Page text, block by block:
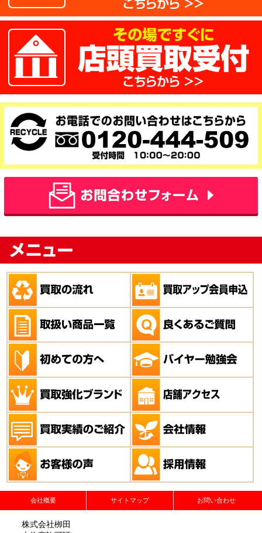
会社概要 サイトマップ お問い合わせ
株式会社栁田